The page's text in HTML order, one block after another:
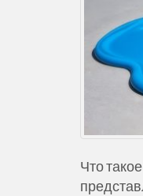
Что